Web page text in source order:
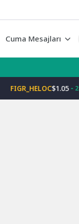
Cuma Mesajları
FIGR_HELOC$1.05 2.60%